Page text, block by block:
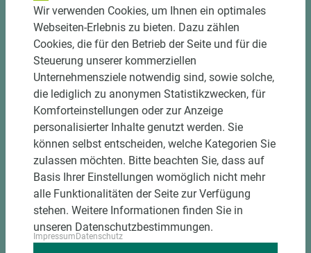
Bekantungsfähiger Fixmaßzuschnitt maßhaltig
und winkelgenau
Hohe und präzise Leistung durch
halbautomatische Beschickung
Einzelteiletikettierung auf Wunsch möglich
Materialschonende und kundengerechte
Verpackung der Fixmaße
Jetzt Zuschnitt anfragen
Wir verwenden Cookies, um Ihnen ein optimales
Webseiten-Erlebnis zu bieten. Dazu zählen
Cookies, die für den Betrieb der Seite und für die
Steuerung unserer kommerziellen
Unternehmensziele notwendig sind, sowie solche,
die lediglich zu anonymen Statistikzwecken, für
Komforteinstellungen oder zur Anzeige
personalisierter Inhalte genutzt werden. Sie
können selbst entscheiden, welche Kategorien Sie
zulassen möchten. Bitte beachten Sie, dass auf
Basis Ihrer Einstellungen womöglich nicht mehr
alle Funktionalitäten der Seite zur Verfügung
stehen. Weitere Informationen finden Sie in
unseren Datenschutzbestimmungen.
ImpressumDatenschutz